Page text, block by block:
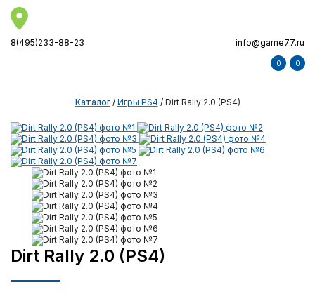
8(495)233-88-23 info@game77.ru
0 0
Каталог/ Игры PS4/ Dirt Rally 2.0 (PS4)
Dirt Rally 2.0 (PS4)